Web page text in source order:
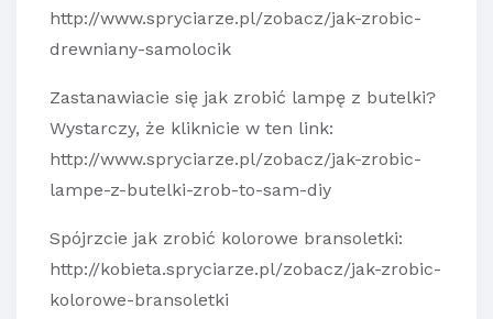
http://www.spryciarze.pl/zobacz/jak-zrobic-
drewniany-samolocik
Zastanawiacie się jak zrobić lampę z butelki?
Wystarczy, że kliknicie w ten link:
http://www.spryciarze.pl/zobacz/jak-zrobic-
lampe-z-butelki-zrob-to-sam-diy
Spójrzcie jak zrobić kolorowe bransoletki:
http://kobieta.spryciarze.pl/zobacz/jak-zrobic-
kolorowe-bransoletki